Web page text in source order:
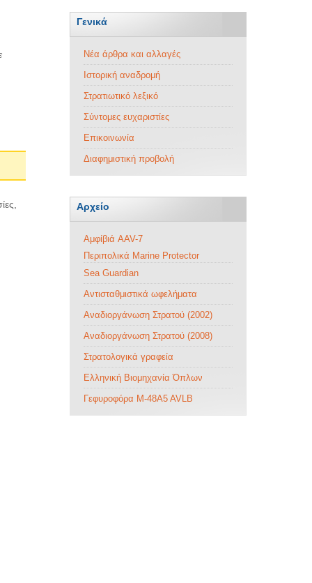
Γενικά
Νέα άρθρα και αλλαγές
Ιστορική αναδρομή
Στρατιωτικό λεξικό
Σύντομες ευχαριστίες
Επικοινωνία
Διαφημιστική προβολή
Αρχείο
Αμφίβιά AAV-7
Περιπολικά Marine Protector
Sea Guardian
Αντισταθμιστικά ωφελήματα
Αναδιοργάνωση Στρατού (2002)
Αναδιοργάνωση Στρατού (2008)
Στρατολογικά γραφεία
Ελληνική Βιομηχανία Όπλων
Γεφυροφόρα M-48A5 AVLB